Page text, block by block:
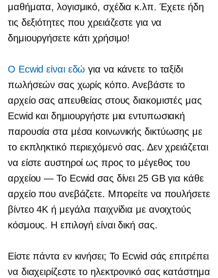
μαθήματα, λογισμικό, σχέδια κ.λπ. Έχετε ήδη
τις δεξιότητες που χρειάζεστε για να
δημιουργήσετε κάτι χρήσιμο!
Ο Ecwid είναι εδώ για να κάνετε το ταξίδι
πωλήσεών σας χωρίς κόπο. Ανεβάστε το
αρχείο σας απευθείας στους διακομιστές μας
Ecwid και δημιουργήστε μια εντυπωσιακή
παρουσία στα μέσα κοινωνικής δικτύωσης με
το εκπληκτικό περιεχόμενό σας. Δεν χρειάζεται
να είστε αυστηροί ως προς το μέγεθος του
αρχείου — Το Ecwid σας δίνει 25 GB για κάθε
αρχείο που ανεβάζετε. Μπορείτε να πουλήσετε
βίντεο 4K ή μεγάλα παιχνίδια με ανοιχτούς
κόσμους. Η επιλογή είναι δική σας.
Είστε πάντα εν κινήσει; Το Ecwid σάς επιτρέπει
να διαχειρίζεστε το ηλεκτρονικό σας κατάστημα